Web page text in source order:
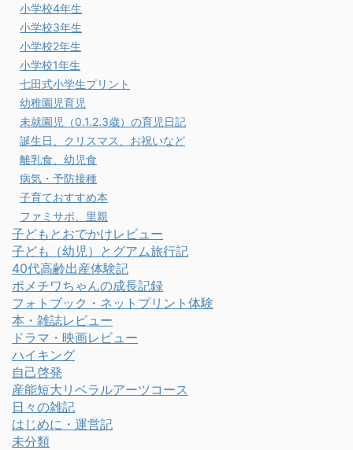
小学校4年生
小学校3年生
小学校2年生
小学校1年生
七田式小学生プリント
幼稚園児育児
未就園児（0.1.2.3歳）の育児日記
誕生日、クリスマス、お祝いなど
離乳食、幼児食
病気・予防接種
子育ておすすめ本
ファミサポ、里親
子どもとおでかけレビュー
子ども（幼児）とグアム旅行記
40代高齢出産体験記
ポメチワちゃんの成長記録
フォトブック・ネットプリント体験
本・雑誌レビュー
ドラマ・映画レビュー
ハイキング
自己啓発
産能短大リベラルアーツコース
日々の雑記
はじめに・運営記
未分類